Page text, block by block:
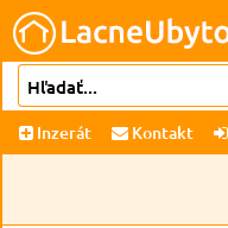
Inzerát Kontakt